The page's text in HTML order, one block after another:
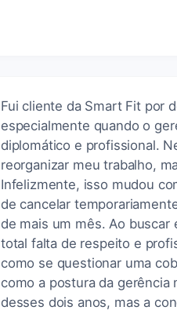
Fui cliente da Smart Fit por
especialmente quando o
diplomático e profissional.
reorganizar meu trabalho,
Infelizmente, isso mudou
de cancelar
de mais um mês. Ao
total falta de respeito e
como se questionar uma
como a postura da
desses dois anos, mas a